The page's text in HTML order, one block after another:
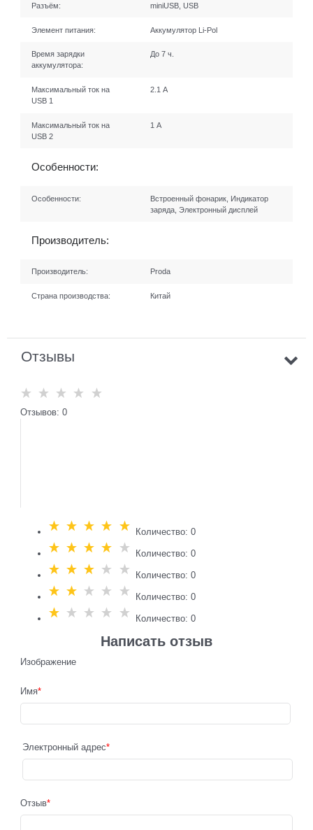
Разъём: miniUSB, USB
Элемент питания: Аккумулятор Li-Pol
Время зарядки
аккумулятора:
До 7 ч.
Максимальный ток на
USB 1
2.1 А
Максимальный ток на
USB 2
1 А
Особенности:
Особенности:
Встроенный фонарик, Индикатор
заряда, Электронный дисплей
Производитель:
Производитель: Proda
Страна производства: Китай
Отзывы
Отзывов: 0
Количество: 0
Количество: 0
Количество: 0
Количество: 0
Количество: 0
Написать отзыв
Изображение
Имя
Электронный адрес
Отзыв